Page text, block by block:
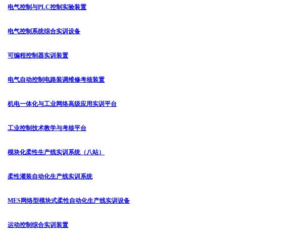
电气控制与PLC控制实验装置
电气控制系统综合实训设备
可编程控制器实训装置
电气自动控制电路装调维修考核装置
机电一体化与工业网络高级应用实训平台
工业控制技术教学与考核平台
模块化柔性生产线实训系统（八站）
柔性灌装自动化生产线实训系统
MES网络型模块式柔性自动化生产线实训设备
运动控制综合实训装置